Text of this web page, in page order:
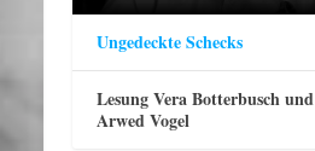
Ungedeckte Schecks
Lesung Vera Botterbusch und
Arwed Vogel